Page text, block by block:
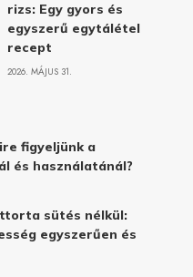
rizs: Egy gyors és
egyszerű egytálétel
recept
2026. MÁJUS 31.
figyeljünk a
és használatánál?
sütés nélkül:
egyszerűen és